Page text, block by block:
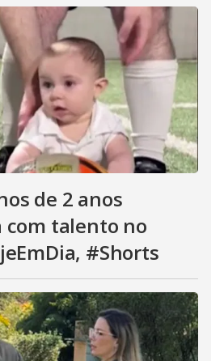
de 2 anos
com talento no
#Shorts